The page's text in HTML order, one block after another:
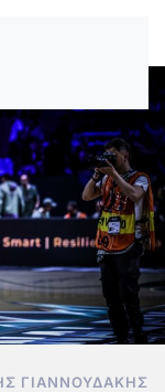
ΓΙΑΝΝΟΥΔΆΚΗΣ